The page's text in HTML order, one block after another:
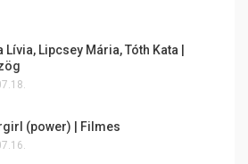
Lívia, Lipcsey Mária, Tóth Kata |
(power) | Filmes